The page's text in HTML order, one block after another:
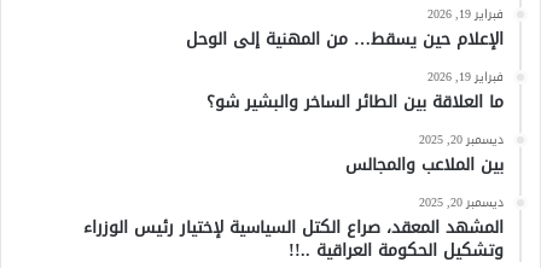
فبراير 19, 2026
الإعلام حين يسقط… من المهنية إلى الوحل
فبراير 19, 2026
ما العلاقة بين الطائر الساخر والبشير شو؟
ديسمبر 20, 2025
بين الملاعب والمجالس
ديسمبر 20, 2025
المشهد المعقد، صراع الكتل السياسية لإختيار رئيس الوزراء
وتشكيل الحكومة العراقية ..!!